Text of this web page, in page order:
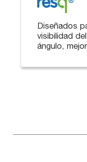
Diseñados
visibilidad
ángulo,
alturas de